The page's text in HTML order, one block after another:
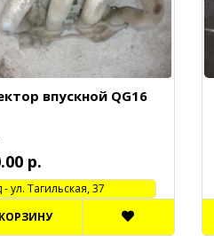
впускной QG16
р.
ул. Тагильская, 37